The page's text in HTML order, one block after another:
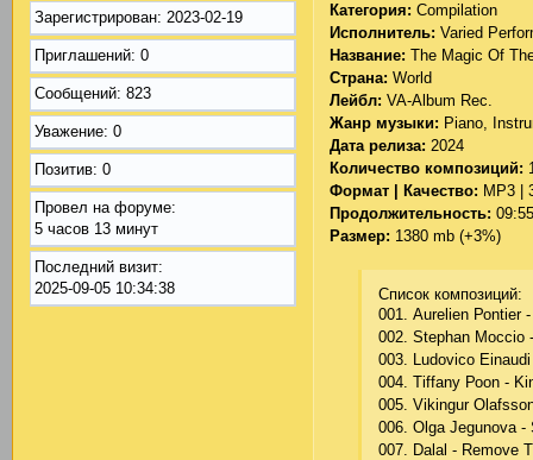
Зарегистрирован: 2023-02-19
Приглашений: 0
Сообщений: 823
Уважение: 0
Позитив: 0
Провел на форуме:
5 часов 13 минут
Последний визит:
2025-09-05 10:34:38
Категория: Compilation
Исполнитель: Varied
Название: The Magic Of
Страна: World
Лейбл: VA-Album Rec.
Жанр музыки: Piano,
Дата релиза: 2024
Количество композиций:
Формат | Качество: MP3 |
Продолжительность:
Размер: 1380 mb (+3%)
Список композиций:
001. Аurеliеn Роntiеr
002. Stерhаn Mоссiо
003. Ludоviсо
004. Tiffаny Рооn -
005. Vikingur
006. Оlgа Jеgunоvа -
007. Dаlаl - Rеmоvе